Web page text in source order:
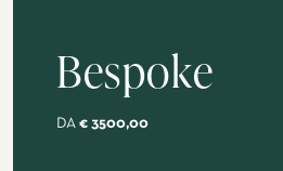
Bespoke
DA € 3500,00